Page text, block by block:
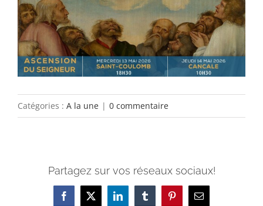
Actualités
Contact
Catégories : A la une | 0 commentaire
Partagez sur vos réseaux sociaux!
Facebook
X LinkedInTumblrPinterestEmail